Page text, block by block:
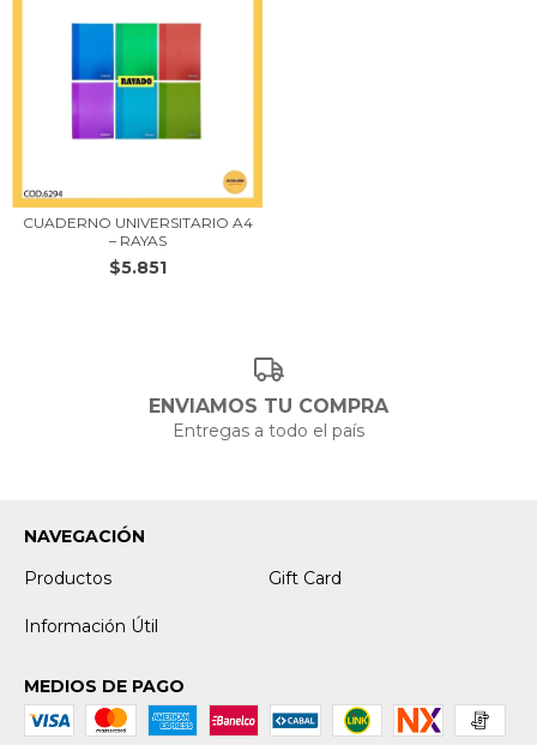
CUADERNO UNIVERSITARIO A4
– RAYAS
$5.851
ENVIAMOS TU COMPRA
Entregas a todo el país
NAVEGACIÓN
Productos
Gift Card
Información Útil
MEDIOS DE PAGO